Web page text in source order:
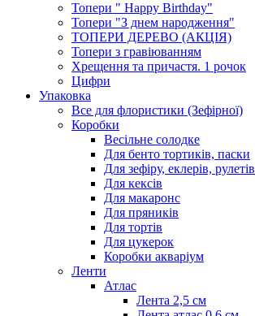
Топери " Happy Birthday"
Топери "З днем народження"
ТОПЕРИ ДЕРЕВО (АКЦІЯ)
Топери з гравіюванням
Хрещення та причастя. 1 рочок
Цифри
Упаковка
Все для флористики (Зефірної)
Коробки
Весільне солодке
Для бенто тортиків, паски
Для зефіру, еклерів, рулетів
Для кексів
Для макаронс
Для пряників
Для тортів
Для цукерок
Коробки акваріум
Ленти
Атлас
Лента 2,5 см